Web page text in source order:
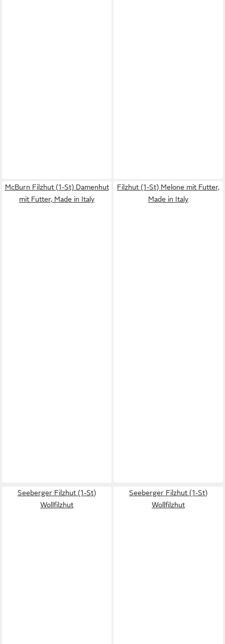
McBurn Filzhut (1-St) Damenhut
mit Futter, Made in Italy
Filzhut (1-St) Melone mit Futter,
Made in Italy
Seeberger Filzhut (1-St)
Wollfilzhut
Seeberger Filzhut (1-St)
Wollfilzhut